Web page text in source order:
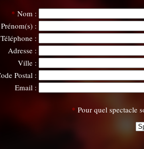
* Nom :
Prénom(s) :
Téléphone :
Adresse :
Ville :
Postal :
Email :
* Pour quel spectacle